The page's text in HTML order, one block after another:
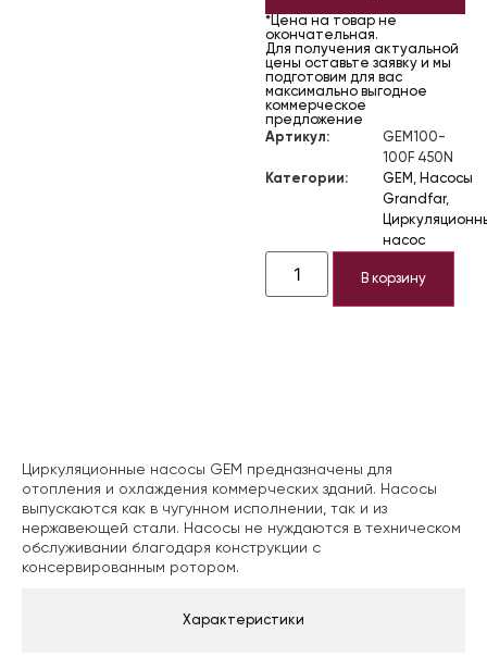
*Цена на товар не
окончательная.
Для получения актуальной
цены оставьте заявку и мы
подготовим для вас
максимально выгодное
коммерческое
предложение
Артикул:
GEM100-
100F 450N
Категории:
GEM , Насосы
Grandfar,
насос
В корзину
Характеристики
Циркуляционные насосы GEM предназначены для
отопления и охлаждения коммерческих зданий. Насосы
выпускаются как в чугунном исполнении, так и из
нержавеющей стали. Насосы не нуждаются в техническом
обслуживании благодаря конструкции с
консервированным ротором.